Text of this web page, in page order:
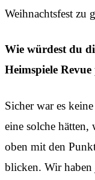
Weihnachtsfest zu
Wie würdest du
Heimspiele Revue
Sicher war es
eine solche hätten,
oben mit den
blicken. Wir haben